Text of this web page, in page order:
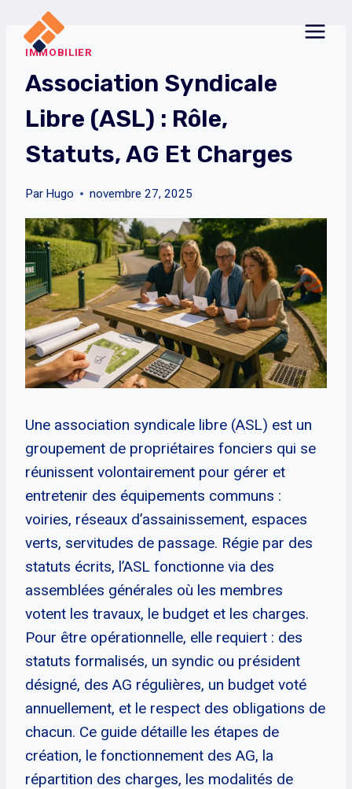
contenuIMMOBILIER
Association Syndicale
Libre (ASL) : Rôle,
Statuts, AG Et Charges
Par Hugo novembre 27, 2025
Une association syndicale libre (ASL) est un
groupement de propriétaires fonciers qui se
réunissent volontairement pour gérer et
entretenir des équipements communs :
voiries, réseaux d’assainissement, espaces
verts, servitudes de passage. Régie par des
statuts écrits, l’ASL fonctionne via des
assemblées générales où les membres
votent les travaux, le budget et les charges.
Pour être opérationnelle, elle requiert : des
statuts formalisés, un syndic ou président
désigné, des AG régulières, un budget voté
annuellement, et le respect des obligations de
chacun. Ce guide détaille les étapes de
création, le fonctionnement des AG, la
répartition des charges, les modalités de